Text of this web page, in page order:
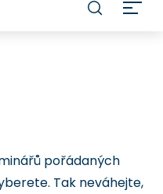
pořádaných
Tak neváhejte,